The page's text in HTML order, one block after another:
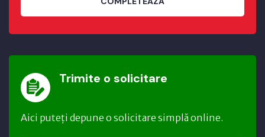
Trimite o solicitare
Aici puteți depune o solicitare simplă online.